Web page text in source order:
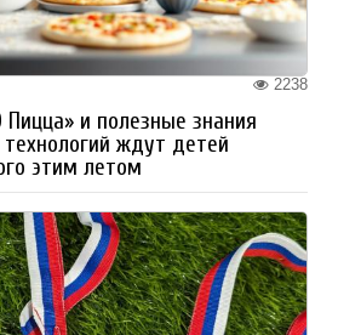
2238
и полезные знания
ждут детей
этим летом